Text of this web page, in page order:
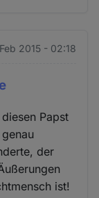
2015 - 02:18
Papst
der
ist!